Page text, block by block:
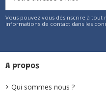
Vous pouvez vous désinscrire à
informations de contact dans les
A propos
Qui sommes nous ?